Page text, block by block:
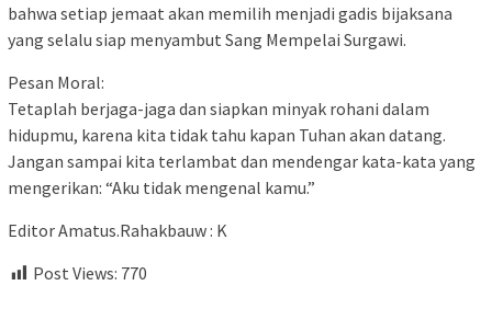
bahwa setiap jemaat akan memilih menjadi gadis bijaksana
yang selalu siap menyambut Sang Mempelai Surgawi.
Pesan Moral:
Tetaplah berjaga-jaga dan siapkan minyak rohani dalam
hidupmu, karena kita tidak tahu kapan Tuhan akan datang.
Jangan sampai kita terlambat dan mendengar kata-kata yang
mengerikan: “Aku tidak mengenal kamu.”
Editor Amatus.Rahakbauw : K
Post Views: 770